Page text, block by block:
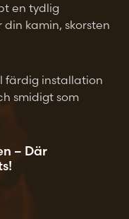
en tydlig
kamin, skorsten
färdig installation
smidigt som
– Där